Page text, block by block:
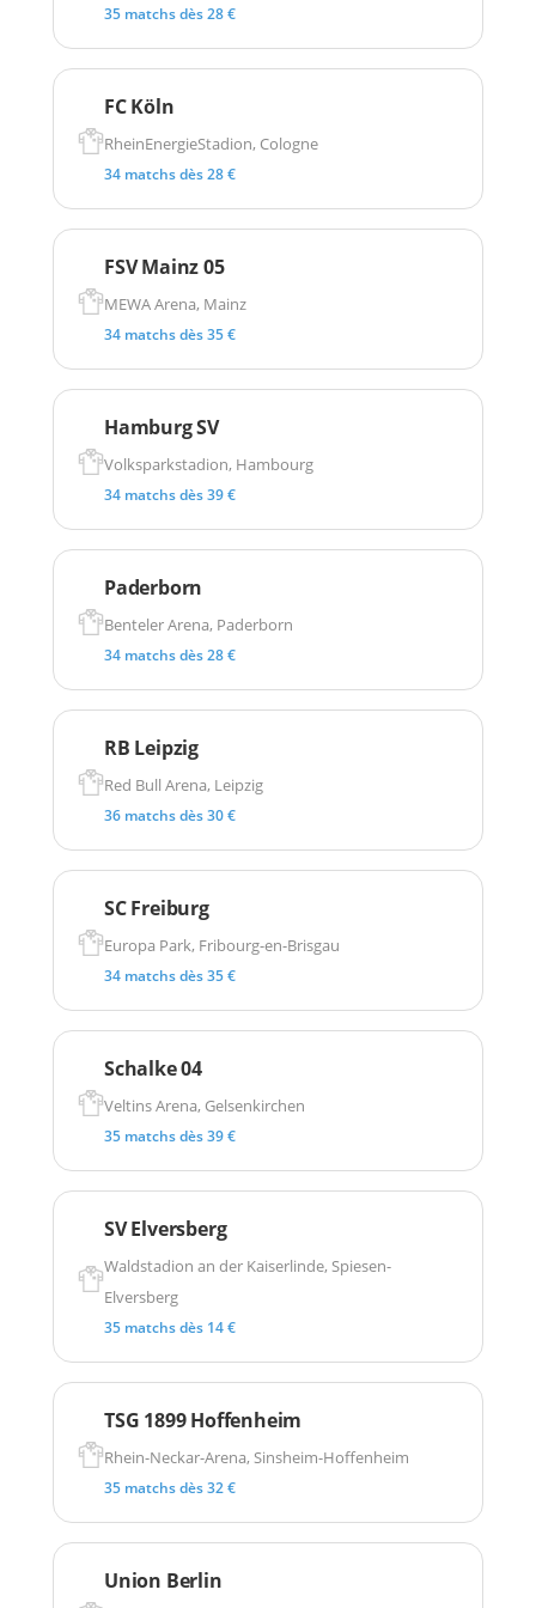
35 matchs dès 28 €
FC Köln
RheinEnergieStadion, Cologne
34 matchs dès 28 €
FSV Mainz 05
MEWA Arena, Mainz
34 matchs dès 35 €
Hamburg SV
Volksparkstadion, Hambourg
34 matchs dès 39 €
Paderborn
Benteler Arena, Paderborn
34 matchs dès 28 €
RB Leipzig
Red Bull Arena, Leipzig
36 matchs dès 30 €
SC Freiburg
Europa Park, Fribourg-en-Brisgau
34 matchs dès 35 €
Schalke 04
Veltins Arena, Gelsenkirchen
35 matchs dès 39 €
SV Elversberg
Waldstadion an der Kaiserlinde, Spiesen-
Elversberg
35 matchs dès 14 €
TSG 1899 Hoffenheim
Rhein-Neckar-Arena, Sinsheim-Hoffenheim
35 matchs dès 32 €
Union Berlin